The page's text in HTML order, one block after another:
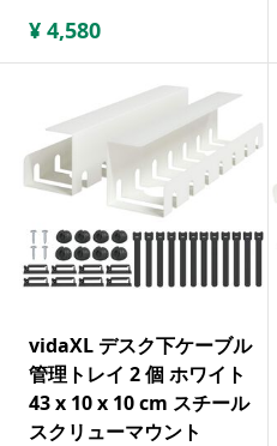
¥ 4,580
vidaXL デスク下ケーブル
管理トレイ 2 個 ホワイト
43 x 10 x 10 cm スチール
スクリューマウント